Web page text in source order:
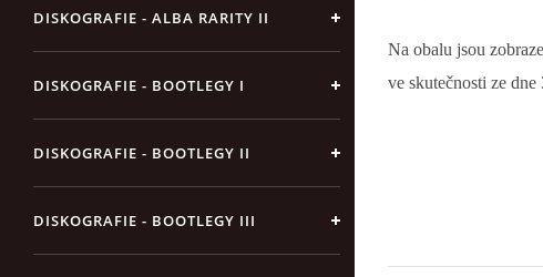
DISKOGRAFIE - ALBA RARITY II
DISKOGRAFIE - BOOTLEGY I
DISKOGRAFIE - BOOTLEGY II
DISKOGRAFIE - BOOTLEGY III
Na obalu jsou
ve skutečnosti ze dne